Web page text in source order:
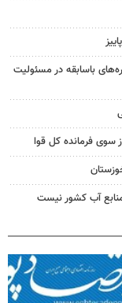
باسابقه در مسئولیت‌
سوی فرمانده کل قوا
آب کشور نیست